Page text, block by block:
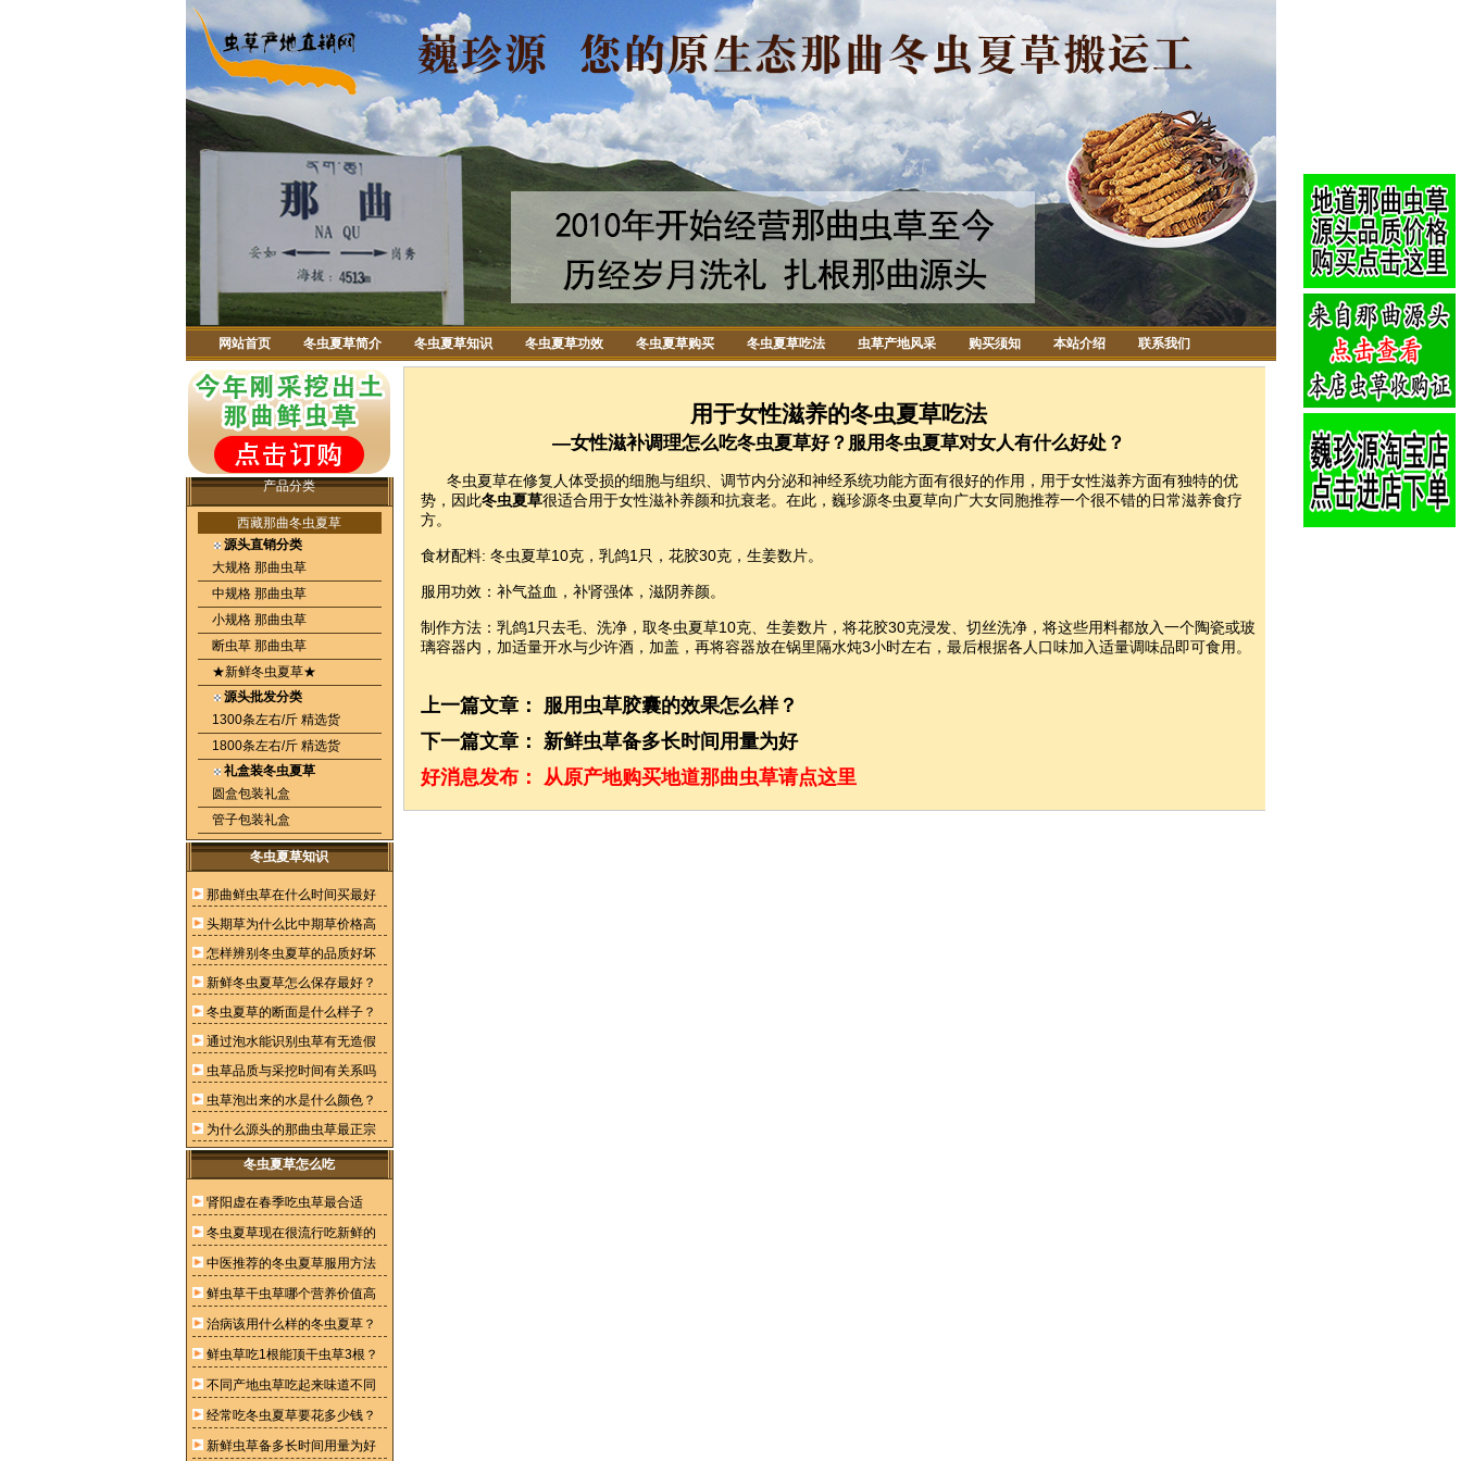
网站首页 冬虫夏草简介 冬虫夏草知识 冬虫夏草功效 冬虫夏草购买 冬虫夏草吃法 虫草产地风采 购买须知 本站介绍 联系我们
产品分类
西藏那曲冬虫夏草
源头直销分类
大规格 那曲虫草
中规格 那曲虫草
小规格 那曲虫草
断虫草 那曲虫草
★新鲜冬虫夏草★
源头批发分类
1300条左右/斤 精选货
1800条左右/斤 精选货
礼盒装冬虫夏草
圆盒包装礼盒
管子包装礼盒
冬虫夏草知识
那曲鲜虫草在什么时间买最好
头期草为什么比中期草价格高
怎样辨别冬虫夏草的品质好坏
新鲜冬虫夏草怎么保存最好？
冬虫夏草的断面是什么样子？
通过泡水能识别虫草有无造假
虫草品质与采挖时间有关系吗
虫草泡出来的水是什么颜色？
为什么源头的那曲虫草最正宗
冬虫夏草怎么吃
肾阳虚在春季吃虫草最合适
冬虫夏草现在很流行吃新鲜的
中医推荐的冬虫夏草服用方法
鲜虫草干虫草哪个营养价值高
治病该用什么样的冬虫夏草？
鲜虫草吃1根能顶干虫草3根？
不同产地虫草吃起来味道不同
经常吃冬虫夏草要花多少钱？
新鲜虫草备多长时间用量为好
用于女性滋养的冬虫夏草吃法
—女性滋补调理怎么吃冬虫夏草好？服用冬虫夏草对女人有什么好处？
冬虫夏草在修复人体受损的细胞与组织、调节内分泌和神经系统功能方面有很好的作用，用于女性滋养方面有独特的优
势，因此冬虫夏草很适合用于女性滋补养颜和抗衰老。在此，巍珍源冬虫夏草向广大女同胞推荐一个很不错的日常滋养食疗
方。
食材配料: 冬虫夏草10克，乳鸽1只，花胶30克，生姜数片。
服用功效：补气益血，补肾强体，滋阴养颜。
制作方法：乳鸽1只去毛、洗净，取冬虫夏草10克、生姜数片，将花胶30克浸发、切丝洗净，将这些用料都放入一个陶瓷或玻
璃容器内，加适量开水与少许酒，加盖，再将容器放在锅里隔水炖3小时左右，最后根据各人口味加入适量调味品即可食用。
上一篇文章： 服用虫草胶囊的效果怎么样？
下一篇文章： 新鲜虫草备多长时间用量为好
好消息发布： 从原产地购买地道那曲虫草请点这里